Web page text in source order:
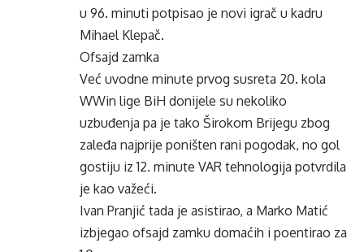
u 96. minuti potpisao je novi igrač u kadru
Mihael Klepač.
Ofsajd zamka
Već uvodne minute prvog susreta 20. kola
WWin lige BiH donijele su nekoliko
uzbuđenja pa je tako Širokom Brijegu zbog
zaleđa najprije poništen rani pogodak, no gol
gostiju iz 12. minute VAR tehnologija potvrdila
je kao važeći.
Ivan Pranjić tada je asistirao, a Marko Matić
izbjegao ofsajd zamku domaćih i poentirao za